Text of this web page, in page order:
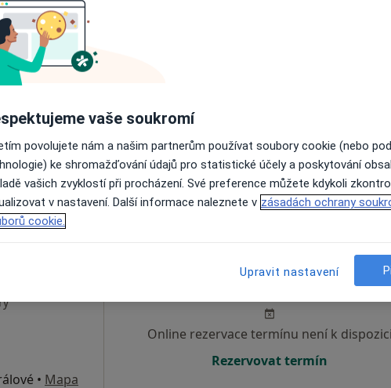
Mareš
• Mapa
Rezervovat termín
• Mapa
Zítra
8 Srpen 9 Srpen
Online rezervace termínu není k dispozici
Rezervovat termín
vaše soukromí
povolujete nám a našim partnerům používat soubory cookie (nebo
ke shromažďování údajů pro statistické účely a poskytování
vašich zvyklostí při procházení. Své preference můžete kdykoli
v nastavení. Další informace naleznete v zásadách ochrany
cookie.
Upravit nastavení